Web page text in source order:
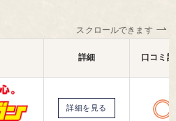
スクロールできます
詳細 口コミ
詳細を見る